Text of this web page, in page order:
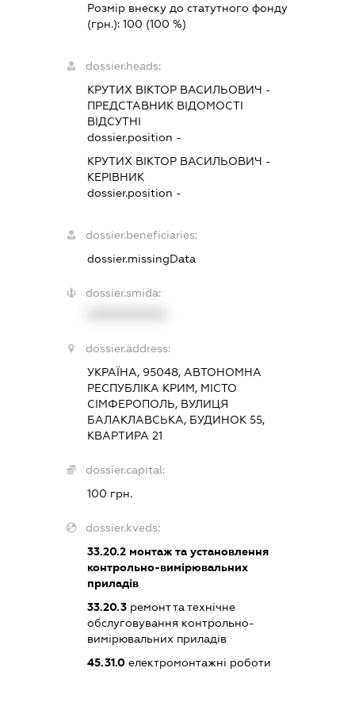
Розмір внеску до статутного фонду
(грн.): 100 (100 %)
dossier.heads:
КРУТИХ ВІКТОР ВАСИЛЬОВИЧ -
ПРЕДСТАВНИКВІДОМОСТІ
ВІДСУТНІ
dossier.position -
КРУТИХ ВІКТОР ВАСИЛЬОВИЧ -
КЕРІВНИК
dossier.position -
dossier.beneficiaries:
dossier.missingData
dossier.smida:
dossier.address:
УКРАЇНА, 95048, АВТОНОМНА
РЕСПУБЛІКА КРИМ, МІСТО
СІМФЕРОПОЛЬ, ВУЛИЦЯ
БАЛАКЛАВСЬКА, БУДИНОК 55,
КВАРТИРА 21
dossier.capital:
100 грн.
dossier.kveds:
33.20.2монтаж та установлення
контрольно-вимірювальних
приладів
33.20.3ремонт та технічне
обслуговування контрольно-
вимірювальних приладів
45.31.0електромонтажні роботи